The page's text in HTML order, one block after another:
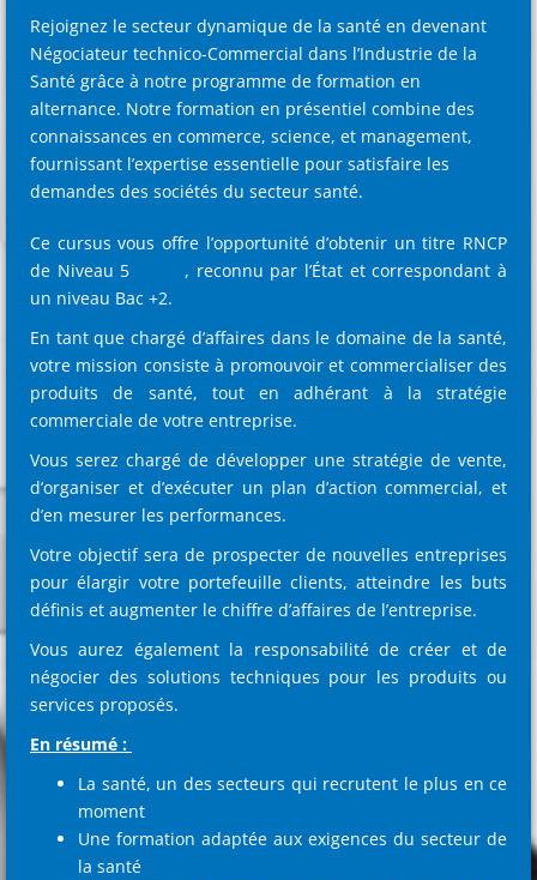
Rejoignez le secteur dynamique de la santé en devenant
Négociateur technico-Commercial dans l’Industrie de la
Santé grâce à notre programme de formation en
alternance. Notre formation en présentiel combine des
connaissances en commerce, science, et management,
fournissant l’expertise essentielle pour satisfaire les
demandes des sociétés du secteur santé.
Ce cursus vous offre l’opportunité d’obtenir un titre RNCP
de Niveau 5
, reconnu par l’État et correspondant à
un niveau Bac +2.
En tant que chargé d’affaires dans le domaine de la santé,
votre mission consiste à promouvoir et commercialiser des
produits de santé, tout en adhérant à la stratégie
commerciale de votre entreprise.
Vous serez chargé de développer une stratégie de vente,
d’organiser et d’exécuter un plan d’action commercial, et
d’en mesurer les performances.
Votre objectif sera de prospecter de nouvelles entreprises
pour élargir votre portefeuille clients, atteindre les buts
définis et augmenter le chiffre d’affaires de l’entreprise.
Vous aurez également la responsabilité de créer et de
négocier des solutions techniques pour les produits ou
services proposés.
En résumé :
La santé, un des secteurs qui recrutent le plus en ce
moment
Une formation adaptée aux exigences du secteur de
la santé